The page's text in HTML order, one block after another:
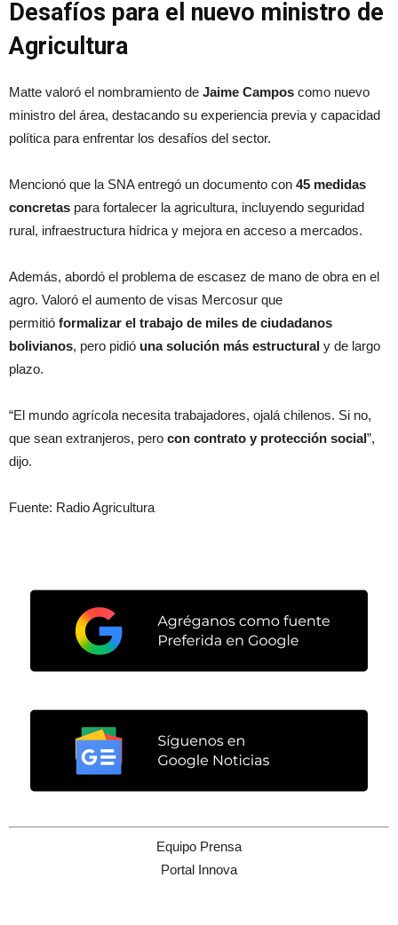
Desafíos para el nuevo ministro de
Agricultura
Matte valoró el nombramiento de Jaime Campos como nuevo
ministro del área, destacando su experiencia previa y capacidad
política para enfrentar los desafíos del sector.
Mencionó que la SNA entregó un documento con 45 medidas
concretas para fortalecer la agricultura, incluyendo seguridad
rural, infraestructura hídrica y mejora en acceso a mercados.
Además, abordó el problema de escasez de mano de obra en el
agro. Valoró el aumento de visas Mercosur que
permitió formalizar el trabajo de miles de ciudadanos
bolivianos, pero pidió una solución más estructural y de largo
plazo.
“El mundo agrícola necesita trabajadores, ojalá chilenos. Si no,
que sean extranjeros, pero con contrato y protección social”,
dijo.
Fuente: Radio Agricultura
Equipo Prensa
Portal Innova